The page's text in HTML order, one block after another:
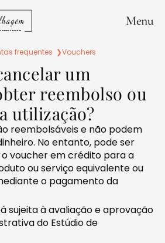
Menu
frequentes ❯Vouchers
um
reembolso ou
utilização?
reembolsáveis e não podem
No entanto, pode ser
voucher em crédito para a
ou serviço equivalente ou
o pagamento da
sujeita à avaliação e aprovação
do Estúdio de